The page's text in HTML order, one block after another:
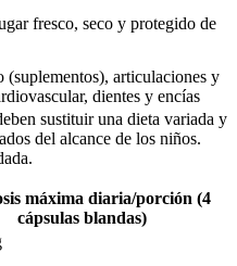
fresco, seco y protegido de
(suplementos), articulaciones y
dientes y encías
sustituir una dieta variada y
del alcance de los niños.
máxima diaria/porción (4
cápsulas blandas)